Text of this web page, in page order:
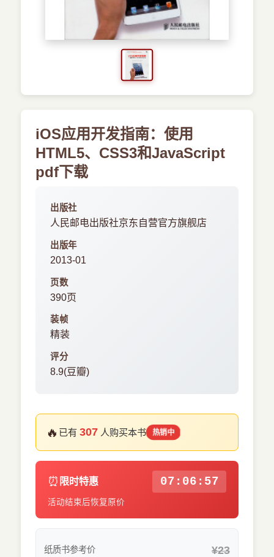
预订书籍
iOS应用开发指南：使用
HTML5、CSS3和JavaScript
pdf下载
出版社
人民邮电出版社京东自营官方旗舰店
出版年
2013-01
页数
390页
装帧
精装
评分
8.9(豆瓣)
🔥 已有307 人购买本书 热销中
⏰ 限时特惠 07:06:57
活动结束后恢复原价
纸质书参考价 ¥23